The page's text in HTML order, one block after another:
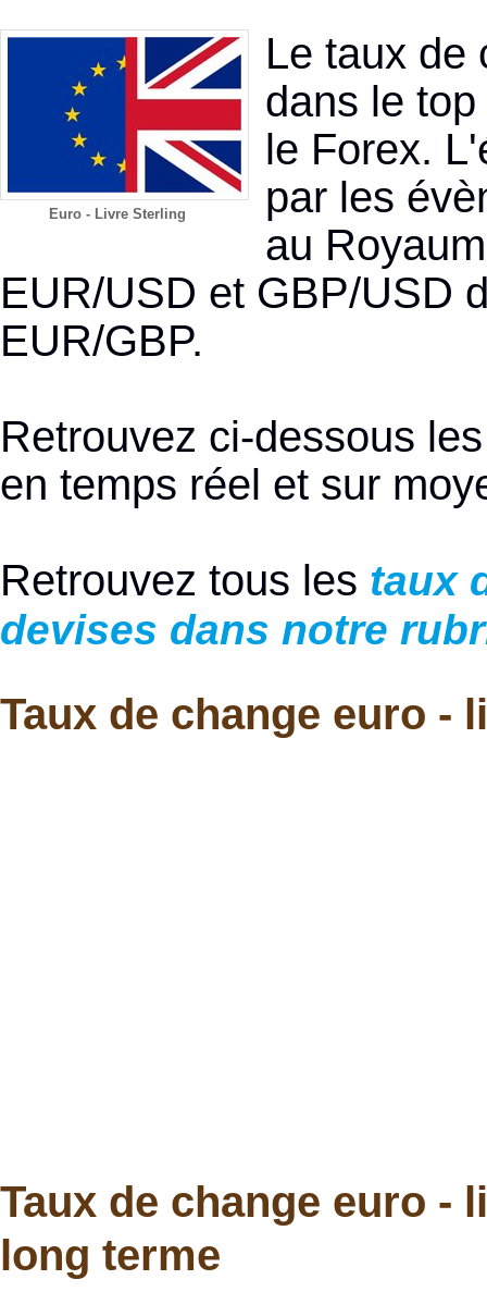
Euro - Livre Sterling
Le taux de
dans le
le Forex.
par les
au
EUR/USD et GBP/USD
EUR/GBP.
Retrouvez ci-dessous
en temps réel et sur
Retrouvez tous les taux
devises dans notre
Taux de change euro -
Taux de change euro -
long terme